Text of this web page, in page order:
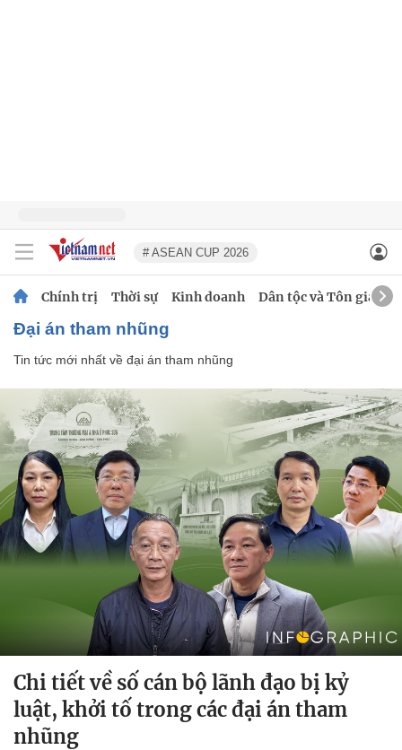
# ASEAN CUP 2026
Chính trị Thời sự Kinh doanh Dân tộc và Tôn giáo
đại án tham nhũng
Tin tức mới nhất về đại án tham nhũng
Chi tiết về số cán bộ lãnh đạo bị kỷ
luật, khởi tố trong các đại án tham
nhũng